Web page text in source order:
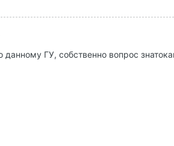
ГУ, собственно вопрос